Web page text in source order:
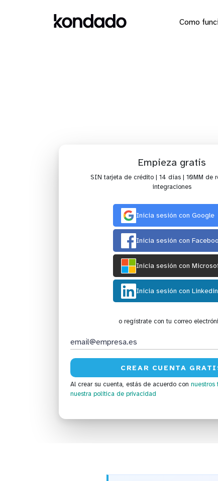
Como
Empieza gratis
SIN tarjeta de crédito | 14 días | 10MM de
integraciones
Inicia sesión con Google
Inicia sesión con
Inicia sesión con
Inicia sesión con Linkedin
o regístrate con tu correo
Al crear su cuenta, estás de acuerdo con nuestros
nuestra política de privacidad